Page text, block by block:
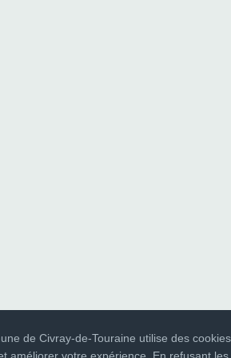
de Civray-de-Touraine utilise des